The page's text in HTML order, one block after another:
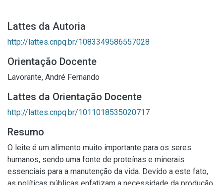
Lattes da Autoria
http://lattes.cnpq.br/1083349586557028
Orientação Docente
Lavorante, André Fernando
Lattes da Orientação Docente
http://lattes.cnpq.br/1011018535020717
Resumo
O leite é um alimento muito importante para os seres
humanos, sendo uma fonte de proteínas e minerais
essenciais para a manutenção da vida. Devido a este fato,